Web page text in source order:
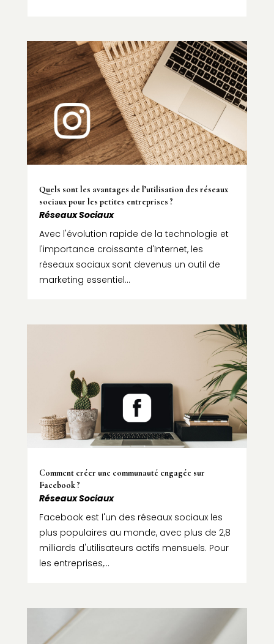
Quels sont les avantages de l’utilisation des réseaux
sociaux pour les petites entreprises ?
Réseaux Sociaux
Avec l'évolution rapide de la technologie et
l'importance croissante d'Internet, les
réseaux sociaux sont devenus un outil de
marketing essentiel...
Comment créer une communauté engagée sur
Facebook ?
Réseaux Sociaux
Facebook est l'un des réseaux sociaux les
plus populaires au monde, avec plus de 2,8
milliards d'utilisateurs actifs mensuels. Pour
les entreprises,...